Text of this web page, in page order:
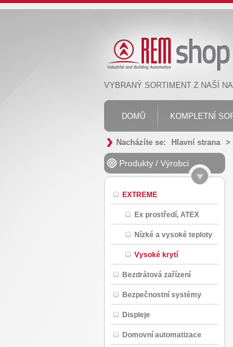
VYBRANÝ SORTIMENT Z NAŠÍ
DOMŮ KOMPLETNÍ
Nacházíte se: Hlavní strana >
Produkty / Výrobci
EXTREME
Ex prostředí, ATEX
Nízké a vysoké teploty
Vysoké krytí
Bezdrátová zařízení
Bezpečnostní systémy
Displeje
Domovní automatizace